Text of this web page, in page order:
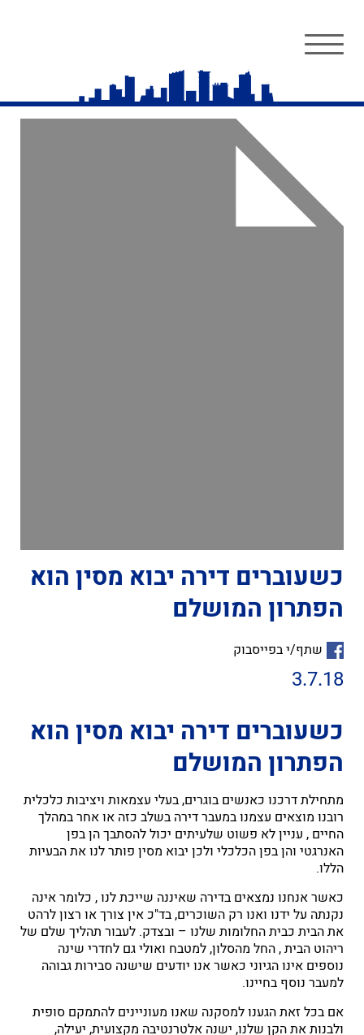
כשעוברים דירה יבוא מסין הוא
הפתרון המושלם
שתף/י בפייסבוק
3.7.18
כשעוברים דירה יבוא מסין הוא
הפתרון המושלם
מתחילת דרכנו כאנשים בוגרים, בעלי עצמאות ויציבות כלכלית
רובנו מוצאים עצמנו במעבר דירה בשלב כזה או אחר במהלך
החיים , עניין לא פשוט שלעיתים יכול להסתבך הן בפן
האנרגטי והן בפן הכלכלי ולכן יבוא מסין פותר לנו את הבעיות
הללו.
כאשר אנחנו נמצאים בדירה שאיננה שייכת לנו , כלומר אינה
נקנתה על ידנו ואנו רק השוכרים, בד"כ אין צורך או רצון לרהט
את הבית כבית החלומות שלנו – ובצדק. לעבור תהליך שלם של
ריהוט הבית , החל מהסלון, למטבח ואולי גם לחדרי שינה
נוספים אינו הגיוני כאשר אנו יודעים שישנה סבירות גבוהה
למעבר נוסף בחיינו.
אם בכל זאת הגענו למסקנה שאנו מעוניינים להתמקם סופית
ולבנות את הקן שלנו, ישנה אלטרנטיבה מקצועית, יעילה,